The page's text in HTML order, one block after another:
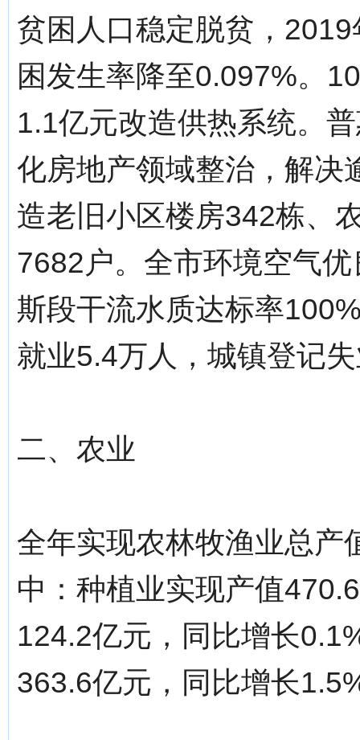
贫困人口稳定脱贫，
困发生率降至0.097%。
1.1亿元改造供热系统。
化房地产领域整治，解决
造老旧小区楼房342栋、
7682户。全市环境空气
斯段干流水质达标率
就业5.4万人，城镇登记
二、农业
全年实现农林牧渔业总产
中：种植业实现产值
124.2亿元，同比增长
363.6亿元，同比增长